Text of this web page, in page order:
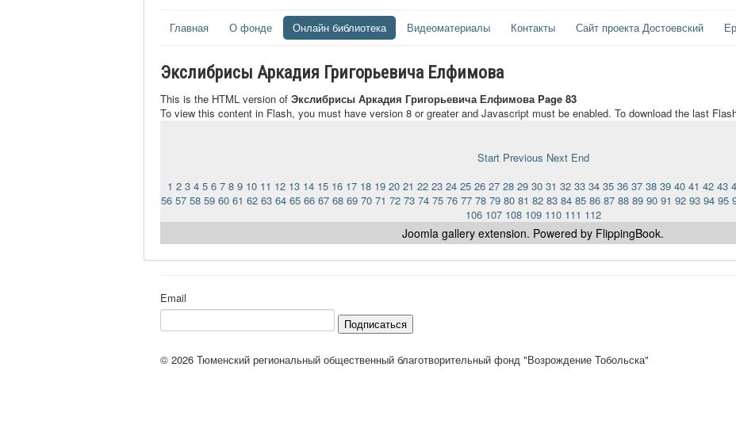
Главная О фонде Онлайн библиотека Видеоматериалы Контакты Сайт проекта Достоевский
Экслибрисы Аркадия Григорьевича Елфимова
This is the HTML version of Экслибрисы Аркадия Григорьевича Елфимова Page 83
To view this content in Flash, you must have version 8 or greater and Javascript must be enabled. To download the last
Start Previous Next End
1 2 3 4 5 6 7 8 9 10 11 12 13 14 15 16 17 18 19 20 21 22 23 24 25 26 27 28 29 30 31 32 33 34 35 36 37 38 39 40 41 42 43
56 57 58 59 60 61 62 63 64 65 66 67 68 69 70 71 72 73 74 75 76 77 78 79 80 81 82 83 84 85 86 87 88 89 90 91 92 93 94 95
106 107 108 109 110 111 112
Joomla gallery extension. Powered by FlippingBook.
Email
Подписаться
© 2026 Тюменский региональный общественный благотворительный фонд "Возрождение Тобольска"